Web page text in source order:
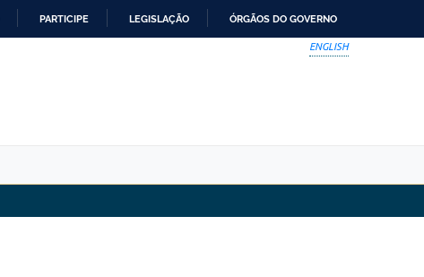
PARTICIPE LEGISLAÇÃO ÓRGÃOS DO GOVERNO
ENGLISH